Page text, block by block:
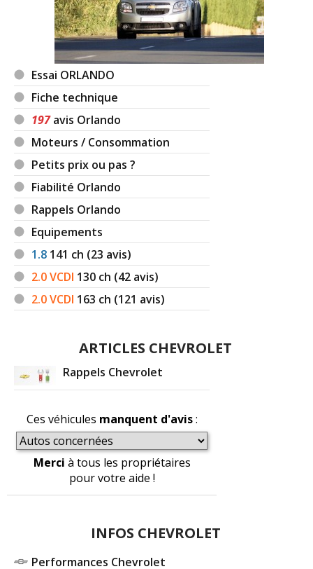
Essai ORLANDO
Fiche technique
197avis Orlando
Moteurs / Consommation
Petits prix ou pas ?
Fiabilité Orlando
Rappels Orlando
Equipements
1.8 141 ch (23 avis)
2.0 VCDI 130 ch (42 avis)
2.0 VCDI 163 ch (121 avis)
ARTICLES CHEVROLET
Rappels Chevrolet
Ces véhicules manquent d'avis:
Merci à tous les propriétaires
pour votre aide !
INFOS CHEVROLET
Performances Chevrolet